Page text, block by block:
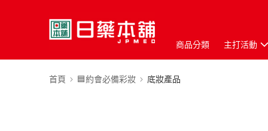
商品分類 主打活動
首頁 🟦約會必備彩妝 底妝產品